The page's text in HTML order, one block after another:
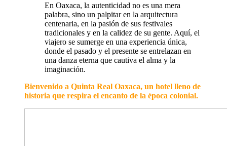
En Oaxaca, la autenticidad no es una mera
palabra, sino un palpitar en la arquitectura
centenaria, en la pasión de sus festivales
tradicionales y en la calidez de su gente. Aquí, el
viajero se sumerge en una experiencia única,
donde el pasado y el presente se entrelazan en
una danza eterna que cautiva el alma y la
imaginación.
Bienvenido a Quinta Real Oaxaca, un hotel lleno de
historia que respira el encanto de la época colonial.